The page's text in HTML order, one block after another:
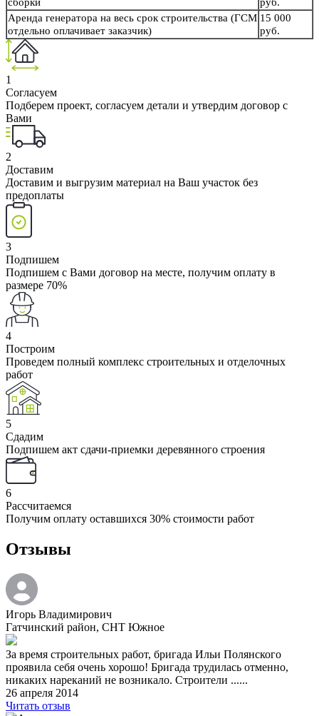
сборки
руб.
Аренда генератора на весь срок строительства (ГСМ
отдельно оплачивает заказчик)
15 000
руб.
1
Согласуем
Подберем проект, согласуем детали и утвердим договор с
Вами
2
Доставим
Доставим и выгрузим материал на Ваш участок без
предоплаты
3
Подпишем
Подпишем с Вами договор на месте, получим оплату в
размере 70%
4
Построим
Проведем полный комплекс строительных и отделочных
работ
5
Сдадим
Подпишем акт сдачи-приемки деревянного строения
6
Рассчитаемся
Получим оплату оставшихся 30% стоимости работ
Отзывы
Игорь Владимирович
Гатчинский район, СНТ Южное
За время строительных работ, бригада Ильи Полянского
проявила себя очень хорошо! Бригада трудилась отменно,
никаких нареканий не возникало. Строители ......
26 апреля 2014
Читать отзыв